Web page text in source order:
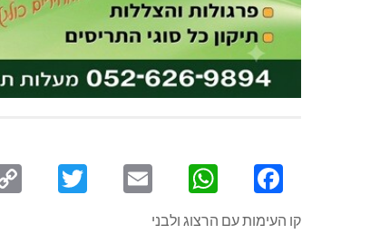
Facebook
WhatsApp
Email
קו העימות עם הרצוג ולבני